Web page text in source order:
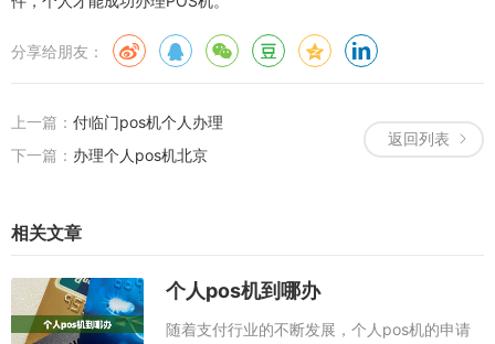
分享给朋友：
返回列表
上一篇： 付临门pos机个人办理
下一篇： 办理个人pos机北京
相关文章
个人pos机到哪办
随着支付行业的不断发展，个人pos机的申请